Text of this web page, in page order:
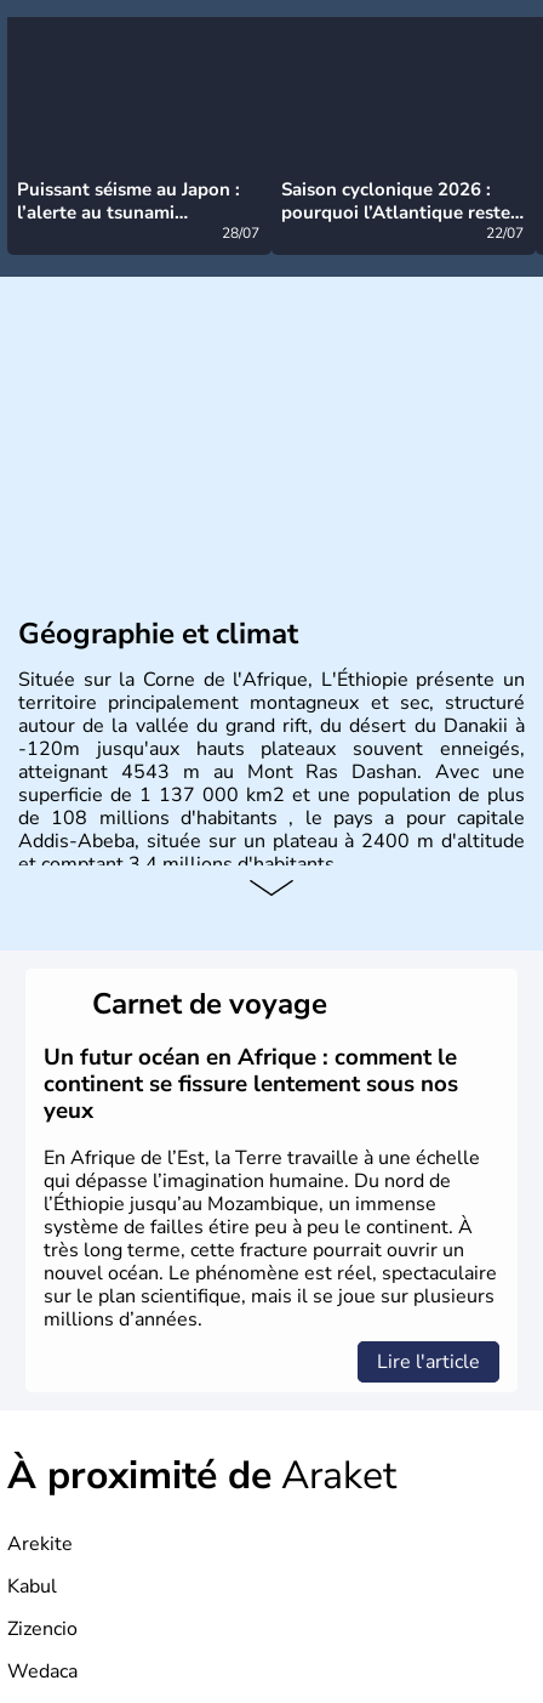
Puissant séisme au Japon :
l’alerte au tsunami
28/07
Saison cyclonique 2026 :
pourquoi l’Atlantique reste
22/07
Géographie et climat
Située sur la Corne de l'Afrique, L'Éthiopie présente un
territoire principalement montagneux et sec, structuré
autour de la vallée du grand rift, du désert du Danakii à
-120m jusqu'aux hauts plateaux souvent enneigés,
atteignant 4543 m au Mont Ras Dashan. Avec une
superficie de 1 137 000 km2 et une population de plus
de 108 millions d'habitants , le pays a pour capitale
Addis-Abeba, située sur un plateau à 2400 m d'altitude
et comptant 3,4 millions d'habitants.
Carnet de voyage
Un futur océan en Afrique : comment le
continent se fissure lentement sous nos
yeux
En Afrique de l’Est, la Terre travaille à une échelle
qui dépasse l’imagination humaine. Du nord de
l’Éthiopie jusqu’au Mozambique, un immense
système de failles étire peu à peu le continent. À
très long terme, cette fracture pourrait ouvrir un
nouvel océan. Le phénomène est réel, spectaculaire
sur le plan scientifique, mais il se joue sur plusieurs
millions d’années.
Lire l'article
À proximité deAraket
Arekite
Kabul
Zizencio
Wedaca